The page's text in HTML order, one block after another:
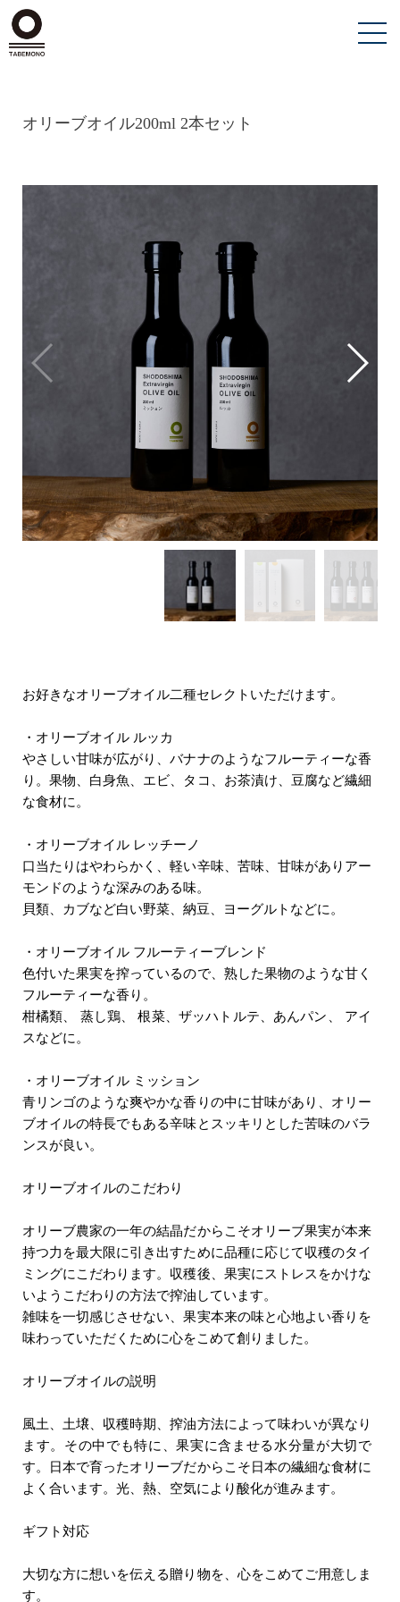
オリーブオイル200ml 2本セット
お好きなオリーブオイル二種セレクトいただけます。
・オリーブオイル ルッカ
やさしい甘味が広がり、バナナのようなフルーティーな香
り。果物、白身魚、エビ、タコ、お茶漬け、豆腐など繊細
な食材に。
・オリーブオイル レッチーノ
口当たりはやわらかく、軽い辛味、苦味、甘味がありアー
モンドのような深みのある味。
貝類、カブなど白い野菜、納豆、ヨーグルトなどに。
・オリーブオイル フルーティーブレンド
色付いた果実を搾っているので、熟した果物のような甘く
フルーティーな香り。
柑橘類、 蒸し鶏、 根菜、ザッハトルテ、あんパン、 アイ
スなどに。
・オリーブオイル ミッション
青リンゴのような爽やかな香りの中に甘味があり、オリー
ブオイルの特長でもある辛味とスッキリとした苦味のバラ
ンスが良い。
オリーブオイルのこだわり
オリーブ農家の一年の結晶だからこそオリーブ果実が本来
持つ力を最大限に引き出すために品種に応じて収穫のタイ
ミングにこだわります。収穫後、果実にストレスをかけな
いようこだわりの方法で搾油しています。
雑味を一切感じさせない、果実本来の味と心地よい香りを
味わっていただくために心をこめて創りました。
オリーブオイルの説明
風土、土壌、収穫時期、搾油方法によって味わいが異なり
ます。その中でも特に、果実に含ませる水分量が大切で
す。日本で育ったオリーブだからこそ日本の繊細な食材に
よく合います。光、熱、空気により酸化が進みます。
ギフト対応
大切な方に想いを伝える贈り物を、心をこめてご用意しま
す。